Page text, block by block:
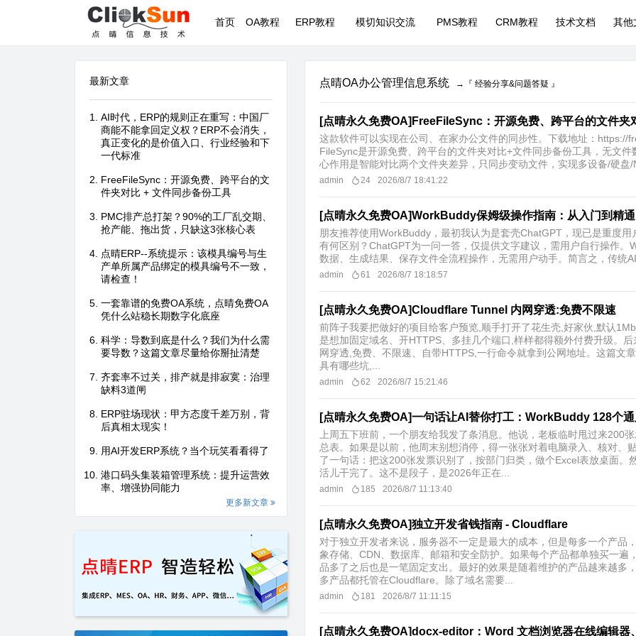
首页 OA教程 ERP教程 模切知识交流 PMS教程 CRM教程 技术文档 其他
最新文章
AI时代，ERP的规则正在重写：中国厂
商能不能拿回定义权？ERP不会消失，
真正变化的是价值入口、行业经验和下
一代标准
FreeFileSync：开源免费、跨平台的文
件夹对比 + 文件同步备份工具
PMC排产总打架？90%的工厂乱交期、
抢产能、拖出货，只缺这3张核心表
点晴ERP--系统提示：该模具编号与生
产单所属产品绑定的模具编号不一致，
请检查！
一套靠谱的免费OA系统，点晴免费OA
凭什么站稳长期数字化底座
科学：导数到底是什么？我们为什么需
要导数？这篇文章尽量给你掰扯清楚
齐套率不过关，排产就是排寂寞：治理
缺料3道闸
ERP驻场现状：甲方态度千差万别，背
后真相太现实！
用AI开发ERP系统？当个玩笑看看得了
港口码头集装箱管理系统：提升运营效
率、增强协同能力
更多新文章
点晴OA办公管理信息系统 →『 经验分享&问题答疑 』
[点晴永久免费OA]FreeFileSync：开源免费、跨平台的文件夹
这款软件可以实现在公司、在家办公文件的同步性。下载地址：https://
FileSync是开源免费、跨平台的文件夹对比+文件同步备份工具，无文
心作用是智能对比两个文件夹差异，只同步变动文件，实现多设备/硬盘
admin 24 2026/8/7 18:41:22
[点晴永久免费OA]WorkBuddy保姆级操作指南：从入门到精
朋友推荐使用WorkBuddy，最初我认为是套壳ChatGPT，现已是重度
有何区别？ChatGPT为一问一答，仅提供文字建议，需用户自行操作
数据、生成结果、保存文件全流程操作，无需用户动手。简言之，传统
admin 61 2026/8/7 18:18:57
[点晴永久免费OA]Cloudflare Tunnel 内网穿透:免费不限速
前阵子我要把做好的项目给客户预览,顺手打开了花生壳,好家伙,默认
是想加固定域名、开HTTPS、多挂几个端口,样样都得额外付费升级。
网穿透,免费、不限速、自带HTTPS,一行命令就拿到公网地址。这篇文
具有哪些坑,...
admin 62 2026/8/7 15:21:46
[点晴永久免费OA]一句话让AI替你打工：WorkBuddy 128个
上周五下班前，一个朋友给我发了条消息。他说，老板临时甩过来200
总表。如果是以前，他周末别想消停，得一张张对着电脑录入、核对、
了一句话：把这200张发票识别了，按部门归类，做个Excel表放桌面。
活儿干完了。这不是段子，是2026年正在...
admin 185 2026/8/7 11:13:40
[点晴永久免费OA]独立开发省钱指南 - Cloudflare
对于独立开发者来说，服务器不一定是最大的成本，但是每多一个产品
象存储、CDN、数据库、邮箱和安全防护。如果每个产品都单独买一遍
品多了之后也是一笔固定支出。最好的效果是随着维护的产品越来越多
多产品都托管在Cloudflare。除了域名需要...
admin 181 2026/8/7 11:11:15
[点晴永久免费OA]docx-editor：Word 文档浏览器在线编辑器